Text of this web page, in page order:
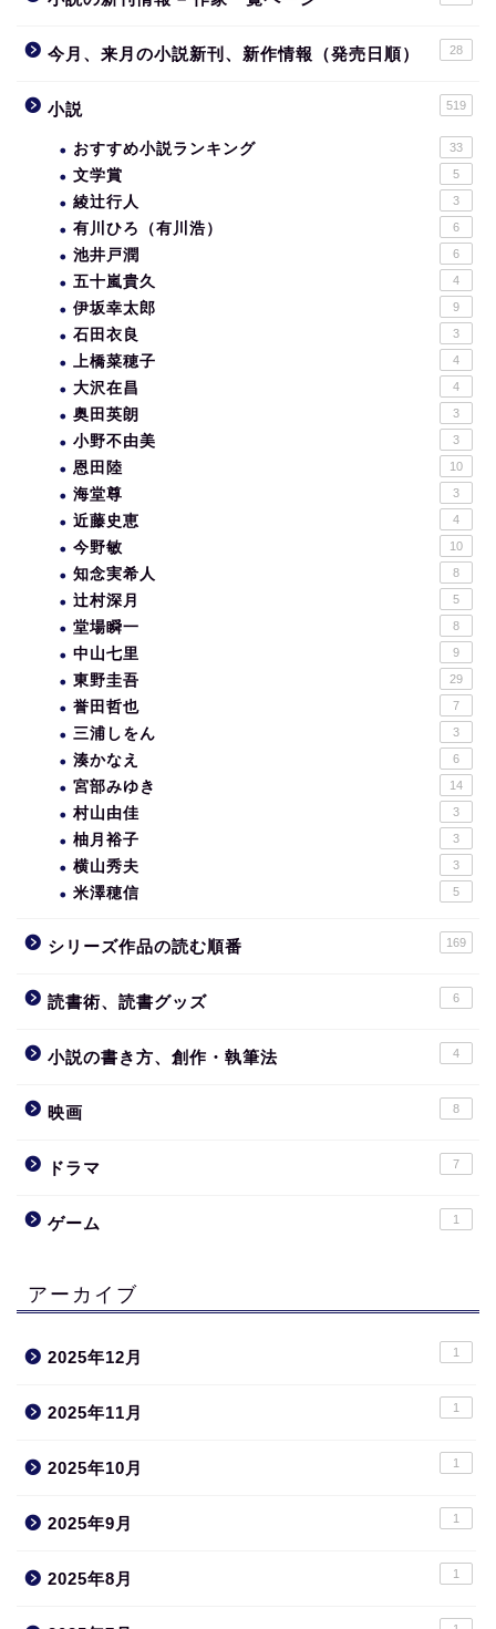
今月、来月の小説新刊、新作情報（発売日順） 28
小説 519
おすすめ小説ランキング 33
文学賞 5
綾辻行人 3
有川ひろ（有川浩） 6
池井戸潤 6
五十嵐貴久 4
伊坂幸太郎 9
石田衣良 3
上橋菜穂子 4
大沢在昌 4
奥田英朗 3
小野不由美 3
恩田陸 10
海堂尊 3
近藤史恵 4
今野敏 10
知念実希人 8
辻村深月 5
堂場瞬一 8
中山七里 9
東野圭吾 29
誉田哲也 7
三浦しをん 3
湊かなえ 6
宮部みゆき 14
村山由佳 3
柚月裕子 3
横山秀夫 3
米澤穂信 5
シリーズ作品の読む順番 169
読書術、読書グッズ 6
小説の書き方、創作・執筆法 4
映画 8
ドラマ 7
ゲーム 1
アーカイブ
2025年12月 1
2025年11月 1
2025年10月 1
2025年9月 1
2025年8月 1